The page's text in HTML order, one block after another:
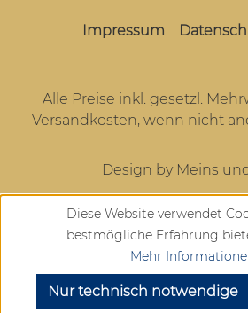
Impressum
Alle Preise inkl. gesetzl.
Versandkosten, wenn nicht
Design by Meins
Diese Website verwendet
bestmögliche Erfahrung
Mehr
Nur technisch notwendige
SEHR GUT (4.72 / 5)
aus905Bewertungen bei: google.com,
Informationen zur Echtheit der Bewertungen